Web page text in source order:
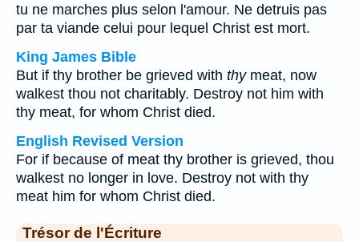
tu ne marches plus selon l'amour. Ne detruis pas
par ta viande celui pour lequel Christ est mort.
King James Bible
But if thy brother be grieved with thymeat, now
walkest thou not charitably. Destroy not him with
thy meat, for whom Christ died.
English Revised Version
For if because of meat thy brother is grieved, thou
walkest no longer in love. Destroy not with thy
meat him for whom Christ died.
Trésor de l'Écriture